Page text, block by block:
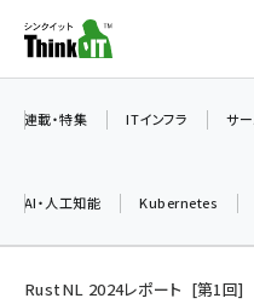
ン
ツ
連載・特集 ITインフラ サ
AI・人工知能 Kubernetes
RustNL 2024レポート 第1回